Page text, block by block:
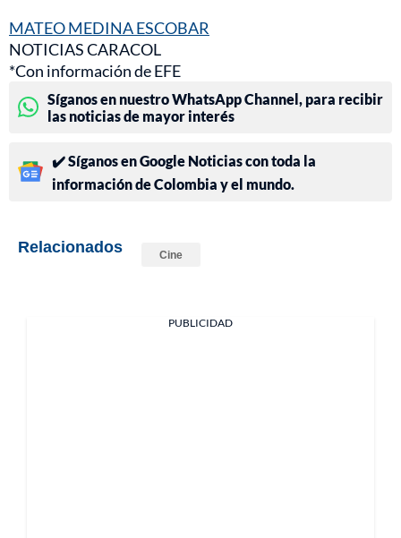
MATEO MEDINA ESCOBAR
NOTICIAS CARACOL
*Con información de EFE
Síganos en nuestro WhatsApp Channel, para recibir
las noticias de mayor interés
✔️ Síganos en Google Noticias con toda la
información de Colombia y el mundo.
Relacionados Cine
PUBLICIDAD